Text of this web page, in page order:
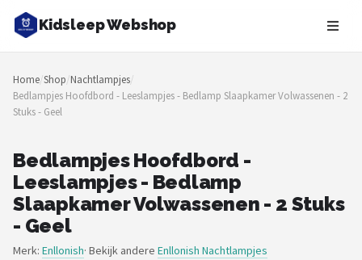
Kidsleep Webshop
Zoeken
NAVIGATIE
Shop
Merken
Blog
Slaaptrainers
Home/Shop/Nachtlampjes/
Bedlampjes Hoofdbord - Leeslampjes - Bedlamp Slaapkamer Volwassenen - 2
Stuks - Geel
Bedlampjes Hoofdbord -
Leeslampjes - Bedlamp
Slaapkamer Volwassenen - 2 Stuks
- Geel
Merk: Enllonish· Bekijk andere Enllonish Nachtlampjes